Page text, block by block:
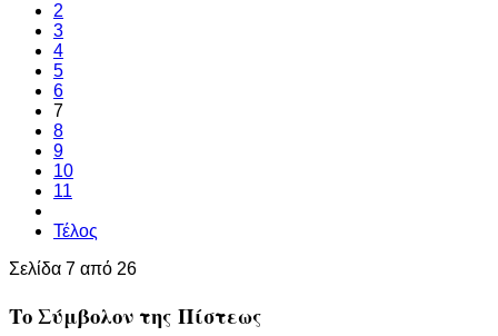
2
3
4
5
6
7
8
9
10
11
Τέλος
Σελίδα 7 από 26
Το Σύμβολον της Πίστεως